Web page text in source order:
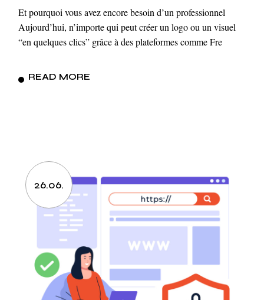
Et pourquoi vous avez encore besoin d’un professionnel
Aujourd’hui, n’importe qui peut créer un logo ou un visuel
“en quelques clics” grâce à des plateformes comme Fre
READ MORE
26.06.